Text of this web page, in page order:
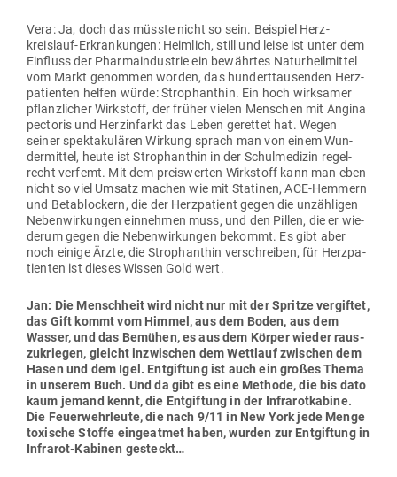
Vera: Ja, doch das müsste nicht so sein. Bei­spiel Herz­
kreislauf-Erkran­kungen: Heimlich, still und leise ist unter dem
Ein­fluss der Phar­ma­in­dustrie ein bewährtes Natur­heil­mittel
vom Markt genommen worden, das hun­dert­tau­senden Herz­
pa­ti­enten helfen würde: Stro­ph­anthin. Ein hoch wirk­samer
pflanz­licher Wirk­stoff, der früher vielen Men­schen mit Angina
pec­toris und Herz­in­farkt das Leben gerettet hat. Wegen
seiner spek­ta­ku­lären Wirkung sprach man von einem Wun­
der­mittel, heute ist Stro­ph­anthin in der Schul­me­dizin regel­
recht verfemt. Mit dem preis­werten Wirk­stoff kann man eben
nicht so viel Umsatz machen wie mit Sta­tinen, ACE-Hemmern
und Beta­blo­ckern, die der Herz­pa­tient gegen die unzäh­ligen
Neben­wir­kungen ein­nehmen muss, und den Pillen, die er wie­
derum gegen die Neben­wir­kungen bekommt. Es gibt aber
noch einige Ärzte, die Stro­ph­anthin ver­schreiben, für Herz­pa­
ti­enten ist dieses Wissen Gold wert.
Jan: Die Menschheit wird nicht nur mit der Spritze ver­giftet,
das Gift kommt vom Himmel, aus dem Boden, aus dem
Wasser, und das Bemühen, es aus dem Körper wieder raus­
zu­kriegen, gleicht inzwi­schen dem Wettlauf zwi­schen dem
Hasen und dem Igel. Ent­giftung ist auch ein großes Thema
in unserem Buch. Und da gibt es eine Methode, die bis dato
kaum jemand kennt, die Ent­giftung in der Infra­rot­kabine.
Die Feu­er­wehr­leute, die nach 9/11 in New York jede Menge
toxische Stoffe ein­ge­atmet haben, wurden zur Ent­giftung in
Infrarot-Kabinen gesteckt…